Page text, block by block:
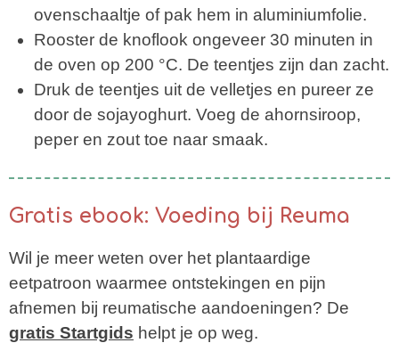
ovenschaaltje of pak hem in aluminiumfolie.
Rooster de knoflook ongeveer 30 minuten in
de oven op 200 °C. De teentjes zijn dan zacht.
Druk de teentjes uit de velletjes en pureer ze
door de sojayoghurt. Voeg de ahornsiroop,
peper en zout toe naar smaak.
Gratis ebook: Voeding bij Reuma
Wil je meer weten over het plantaardige
eetpatroon waarmee ontstekingen en pijn
afnemen bij reumatische aandoeningen? De
gratis Startgids helpt je op weg.